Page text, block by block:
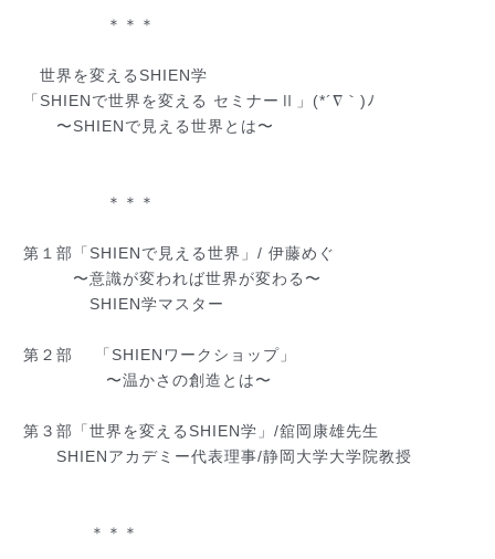
＊＊＊
世界を変えるSHIEN学
「SHIENで世界を変える セミナーⅡ」(*´∇｀)ﾉ
〜SHIENで見える世界とは〜
＊＊＊
第１部「SHIENで見える世界」/ 伊藤めぐ
〜意識が変われば世界が変わる〜
SHIEN学マスター
第２部 「SHIENワークショップ」
〜温かさの創造とは〜
第３部「世界を変えるSHIEN学」/舘岡康雄先生
SHIENアカデミー代表理事/静岡大学大学院教授
＊＊＊